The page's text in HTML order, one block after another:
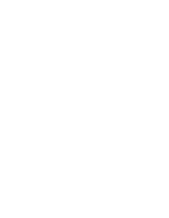
痛下狠手拳打脚踢
回应
霸凌主义
片面不公正